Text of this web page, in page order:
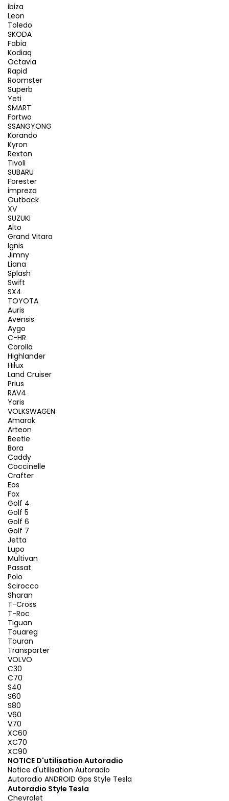
ibiza
Leon
Toledo
SKODA
Fabia
Kodiaq
Octavia
Rapid
Roomster
Superb
Yeti
SMART
Fortwo
SSANGYONG
Korando
Kyron
Rexton
Tivoli
SUBARU
Forester
impreza
Outback
XV
SUZUKI
Alto
Grand Vitara
Ignis
Jimny
Liana
Splash
Swift
SX4
TOYOTA
Auris
Avensis
Aygo
C-HR
Corolla
Highlander
Hilux
Land Cruiser
Prius
RAV4
Yaris
VOLKSWAGEN
Amarok
Arteon
Beetle
Bora
Caddy
Coccinelle
Crafter
Eos
Fox
Golf 4
Golf 5
Golf 6
Golf 7
Jetta
Lupo
Multivan
Passat
Polo
Scirocco
Sharan
T-Cross
T-Roc
Tiguan
Touareg
Touran
Transporter
VOLVO
C30
C70
S40
S60
S80
V60
V70
XC60
XC70
XC90
NOTICE D'utilisation Autoradio
Notice d'utilisation Autoradio
Autoradio ANDROID Gps Style Tesla
Autoradio Style Tesla
Chevrolet